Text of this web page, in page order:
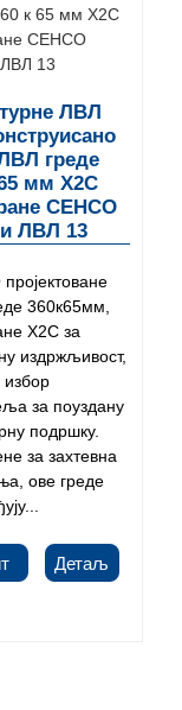
ЛВЛ
греде
мм Х2С
СЕНСО
ЛВЛ 13
360к65мм,
Х2С за
издржљивост,
избор
за поуздану
подршку.
за захтевна
ове греде
Детаљ